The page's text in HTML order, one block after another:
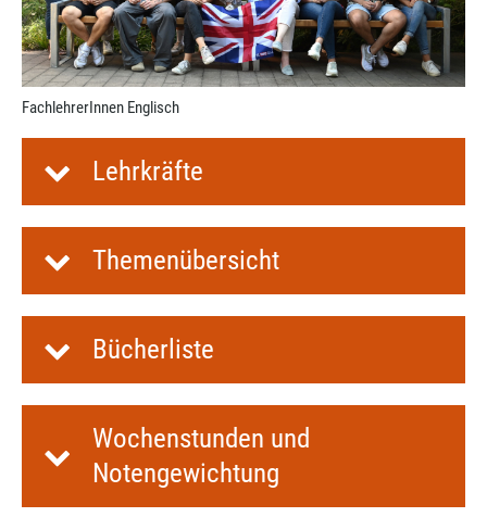
FachlehrerInnen Englisch
Lehrkräfte
Themenübersicht
Bücherliste
Wochenstunden und
Notengewichtung